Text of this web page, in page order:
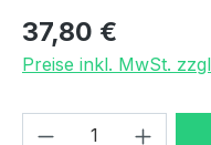
37,80 €
Preise inkl. MwSt.
Produkt